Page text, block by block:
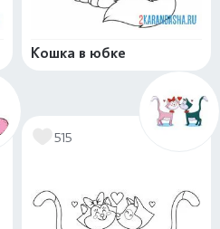
Кошка в юбке
515